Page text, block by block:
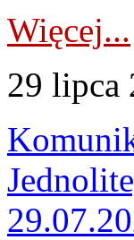
Więcej...
29 lipca